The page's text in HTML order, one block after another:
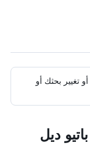
تغيير بحثك أو
ديل